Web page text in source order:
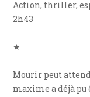
Action, thriller,
2h43
★
Mourir peut
maxime a déjà pu